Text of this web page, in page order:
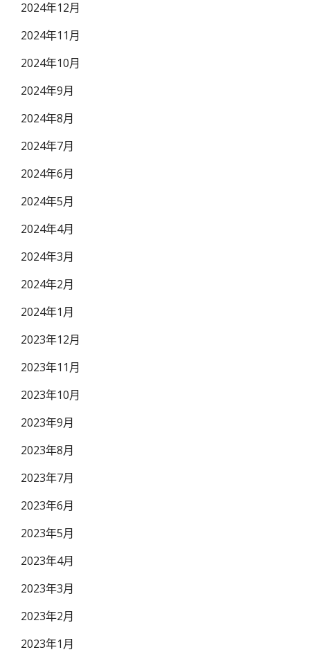
2024年12月
2024年11月
2024年10月
2024年9月
2024年8月
2024年7月
2024年6月
2024年5月
2024年4月
2024年3月
2024年2月
2024年1月
2023年12月
2023年11月
2023年10月
2023年9月
2023年8月
2023年7月
2023年6月
2023年5月
2023年4月
2023年3月
2023年2月
2023年1月